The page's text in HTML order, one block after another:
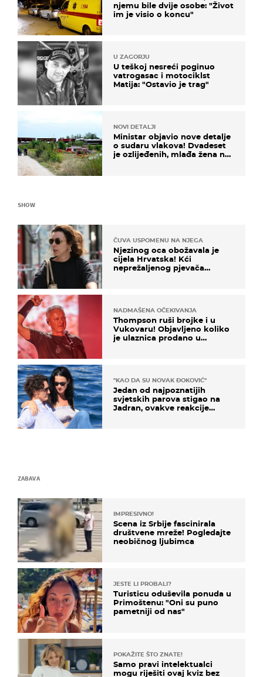
njemu bile dvije osobe: "Život
im je visio o koncu"
U ZAGORJU
U teškoj nesreći poginuo
vatrogasac i motociklst
Matija: "Ostavio je trag"
NOVI DETALJI
Ministar objavio nove detalje
o sudaru vlakova! Dvadeset
je ozlijeđenih, mlađa žena na
SHOW
ČUVA USPOMENU NA NJEGA
Njezinog oca obožavala je
cijela Hrvatska! Kći
neprežaljenog pjevača
NADMAŠENA OČEKIVANJA
Thompson ruši brojke i u
Vukovaru! Objavljeno koliko
je ulaznica prodano u
"KAO DA SU NOVAK ĐOKOVIĆ"
Jedan od najpoznatijih
svjetskih parova stigao na
Jadran, ovakve reakcije
ZABAVA
IMPRESIVNO!
Scena iz Srbije fascinirala
društvene mreže! Pogledajte
neobičnog ljubimca
JESTE LI PROBALI?
Turisticu oduševila ponuda u
Primoštenu: "Oni su puno
pametniji od nas"
POKAŽITE ŠTO ZNATE!
Samo pravi intelektualci
mogu riješiti ovaj kviz bez